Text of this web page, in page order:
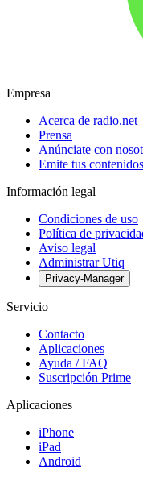
Empresa
Acerca de radio.net
Prensa
Anúnciate con
Emite tus contenidos
Información legal
Condiciones de uso
Política de
Aviso legal
Administrar Utiq
Privacy-Manager
Servicio
Contacto
Aplicaciones
Ayuda / FAQ
Suscripción Prime
Aplicaciones
iPhone
iPad
Android